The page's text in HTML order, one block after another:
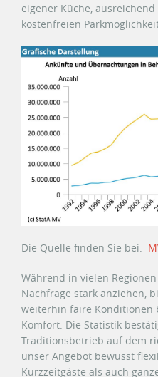
eigener Küche,
kostenfreien
Die Quelle finden Sie bei:
Während in vielen
Nachfrage stark anziehen,
weiterhin faire Konditionen
Komfort. Die Statistik
Traditionsbetrieb auf dem
unser Angebot bewusst
Kurzzeitgäste als auch